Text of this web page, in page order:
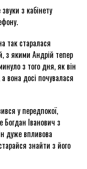
з кабінету
так старалася
з якими Андрій тепер
з того дня, як він
вона досі почувалася
у передпокої,
Іванович з
дуже впливова
знайти з його